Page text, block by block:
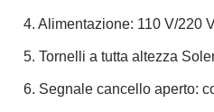
4. Alimentazione: 110 V/220
5. Tornelli a tutta altezza
6. Segnale cancello aperto: